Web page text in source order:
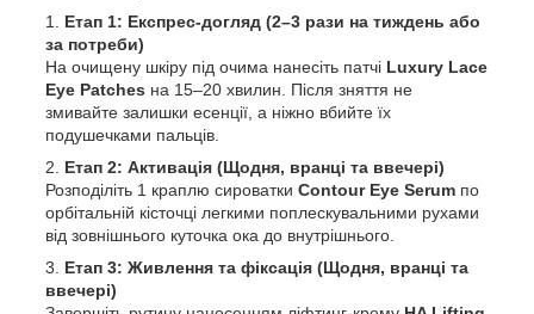
Етап 1: Експрес-догляд (2–3 рази на тиждень або
за потреби)
На очищену шкіру під очима нанесіть патчі Luxury Lace
Eye Patches на 15–20 хвилин. Після зняття не
змивайте залишки есенції, а ніжно вбийте їх
подушечками пальців.
Етап 2: Активація (Щодня, вранці та ввечері)
Розподіліть 1 краплю сироватки Contour Eye Serum по
орбітальній кісточці легкими поплескувальними рухами
від зовнішнього куточка ока до внутрішнього.
Етап 3: Живлення та фіксація (Щодня, вранці та
ввечері)